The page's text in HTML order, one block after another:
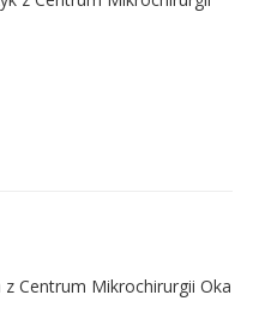
Centrum Mikrochirurgii Oka